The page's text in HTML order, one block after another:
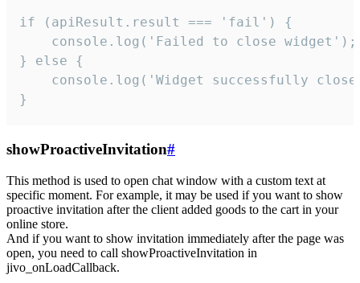
if (apiResult.result === 'fail') {
    console.log('Failed to close widget');
} else {
console.log('Widget successfully
}
showProactiveInvitation#
This method is used to open chat window with a custom text at
specific moment. For example, it may be used if you want to show
proactive invitation after the client added goods to the cart in your
online store.
And if you want to show invitation immediately after the page was
open, you need to call showProactiveInvitation in
jivo_onLoadCallback.